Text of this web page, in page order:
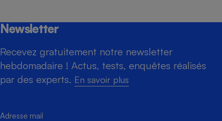
Newsletter
Recevez gratuitement notre newsletter
hebdomadaire ! Actus, tests, enquêtes réalisés
par des experts. En savoir plus
Adresse mail